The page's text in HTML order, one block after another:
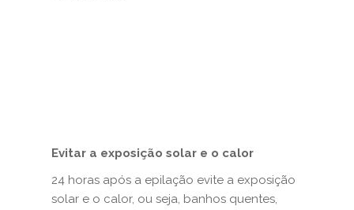
Evitar a exposição solar e o calor
24 horas após a epilação evite a exposição
solar e o calor, ou seja, banhos quentes,